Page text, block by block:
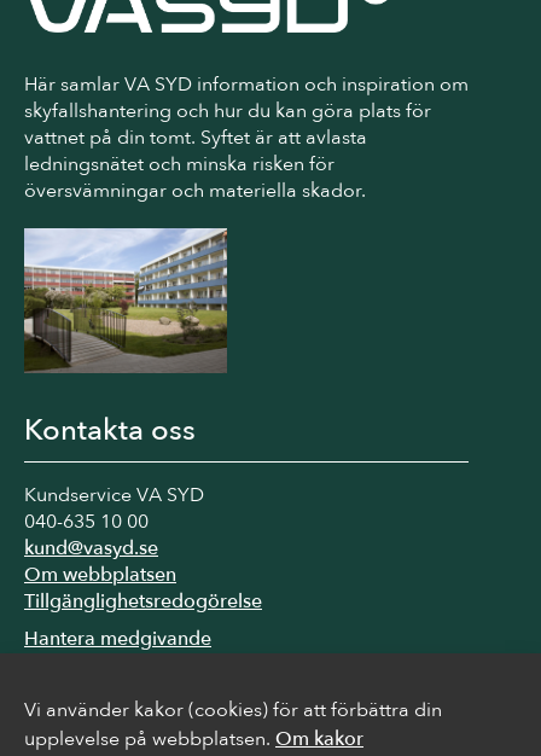
Vi använder kakor (cookies) för att förbättra din
upplevelse på webbplatsen. Om kakor
Kontakta oss
Följ oss
Här samlar VA SYD information och inspiration om
skyfallshantering och hur du kan göra plats för
vattnet på din tomt. Syftet är att avlasta
ledningsnätet och minska risken för
översvämningar och materiella skador.
Kundservice VA SYD
040-635 10 00
kund@vasyd.se
Om webbplatsen
Tillgänglighetsredogörelse
Hantera medgivande